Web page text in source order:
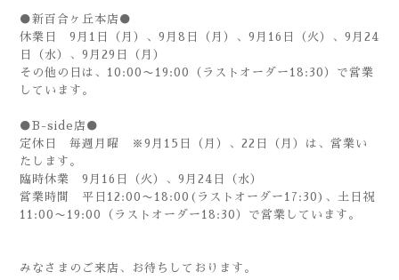
●新百合ヶ丘本店●
休業日 9月1日（月）、9月8日（月）、9月16日（火）、9月24
日（水）、9月29日（月）
その他の日は、10:00〜19:00（ラストオーダー18:30）で営業
しています。
●B-side店●
定休日 毎週月曜 ※9月15日（月）、22日（月）は、営業い
たします。
臨時休業 9月16日（火）、9月24日（水）
営業時間 平日12:00〜18:00(ラストオーダー17:30)、土日祝
11:00〜19:00（ラストオーダー18:30）で営業しています。
みなさまのご来店、お待ちしております。